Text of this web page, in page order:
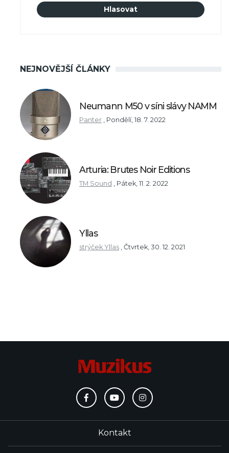
NEJNOVĚJŠÍ ČLÁNKY
Neumann M50 v síni slávy NAMM
Panter , Pondělí, 18. 7. 2022
Arturia: Brutes Noir Editions
TM Sound , Pátek, 11. 2. 2022
Yllas
strýček Yllas , Čtvrtek, 30. 12. 2021
Kontakt